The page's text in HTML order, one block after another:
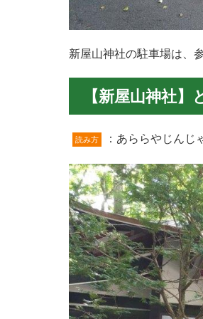
新屋山神社の駐車場は、
【新屋山神社】
読み方 ：あららやじんじ